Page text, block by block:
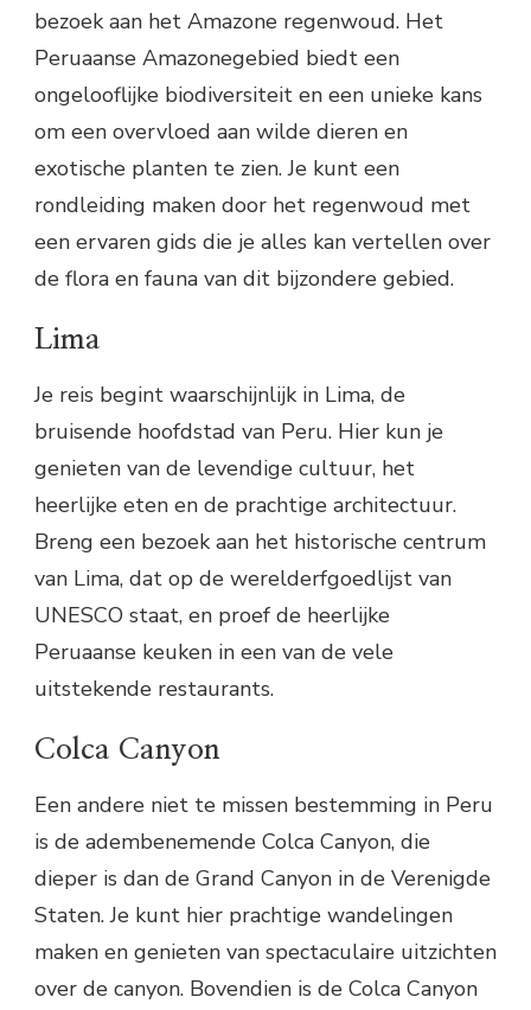
bezoek aan het Amazone regenwoud. Het
Peruaanse Amazonegebied biedt een
ongelooflijke biodiversiteit en een unieke kans
om een overvloed aan wilde dieren en
exotische planten te zien. Je kunt een
rondleiding maken door het regenwoud met
een ervaren gids die je alles kan vertellen over
de flora en fauna van dit bijzondere gebied.
Lima
Je reis begint waarschijnlijk in Lima, de
bruisende hoofdstad van Peru. Hier kun je
genieten van de levendige cultuur, het
heerlijke eten en de prachtige architectuur.
Breng een bezoek aan het historische centrum
van Lima, dat op de werelderfgoedlijst van
UNESCO staat, en proef de heerlijke
Peruaanse keuken in een van de vele
uitstekende restaurants.
Colca Canyon
Een andere niet te missen bestemming in Peru
is de adembenemende Colca Canyon, die
dieper is dan de Grand Canyon in de Verenigde
Staten. Je kunt hier prachtige wandelingen
maken en genieten van spectaculaire uitzichten
over de canyon. Bovendien is de Colca Canyon